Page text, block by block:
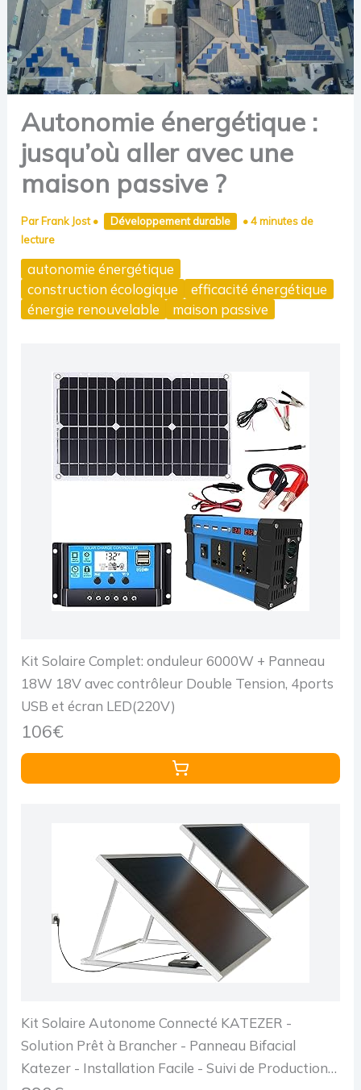
Autonomie énergétique :
jusqu’où aller avec une
maison passive ?
Par Frank Jost• Développement durable •4 minutes de
lecture
autonomie énergétique
construction écologique
efficacité énergétique
énergie renouvelable
maison passive
Kit Solaire Complet: onduleur 6000W + Panneau
18W 18V avec contrôleur Double Tension, 4ports
USB et écran LED(220V)
106€
Kit Solaire Autonome Connecté KATEZER -
Solution Prêt à Brancher - Panneau Bifacial
Katezer - Installation Facile - Suivi de Production -